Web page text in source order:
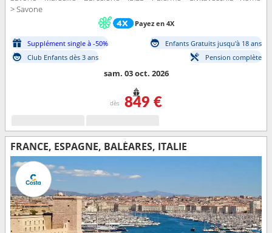
> Savone
Payez en 4X
Supplément single à -50%
Enfants Gratuits jusqu'à 18 ans
Club Enfants dès 3 ans
Pension complète
sam. 03 oct. 2026
dès 849 €
FRANCE, ESPAGNE, BALÉARES, ITALIE